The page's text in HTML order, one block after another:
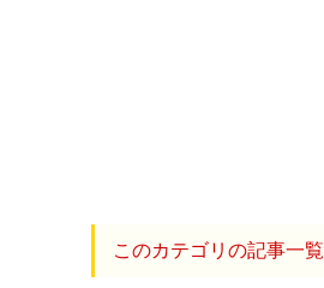
このカテゴリの記事一覧